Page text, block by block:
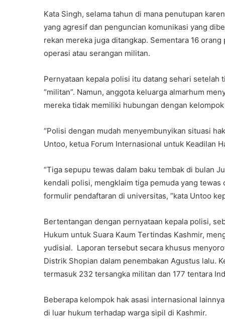
Kata Singh, selama tahun di mana penutupan
yang agresif dan penguncian komunikasi yang
rekan mereka juga ditangkap. Sementara 16
operasi atau serangan militan.
Pernyataan kepala polisi itu datang sehari
“militan”. Namun, anggota keluarga almarhum
mereka tidak memiliki hubungan dengan
“Polisi dengan mudah menyembunyikan situasi
Untoo, ketua Forum Internasional untuk Keadilan
“Tiga sepupu tewas dalam baku tembak di bulan
kendali polisi, mengklaim tiga pemuda yang
formulir pendaftaran di universitas, ”kata Untoo
Bertentangan dengan pernyataan kepala polisi,
Hukum untuk Suara Kaum Tertindas Kashmir,
yudisial. Laporan tersebut secara khusus
Distrik Shopian dalam penembakan Agustus lalu.
termasuk 232 tersangka militan dan 177 tentara
Beberapa kelompok hak asasi internasional
di luar hukum terhadap warga sipil di Kashmir.